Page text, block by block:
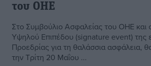
του ΟΗΕ
Στο Συμβούλιο Ασφαλείας του ΟΗΕ και
Υψηλού Επιπέδου (signature event) της
Προεδρίας για τη θαλάσσια ασφάλεια,
την Τρίτη 20 Μαΐου ...